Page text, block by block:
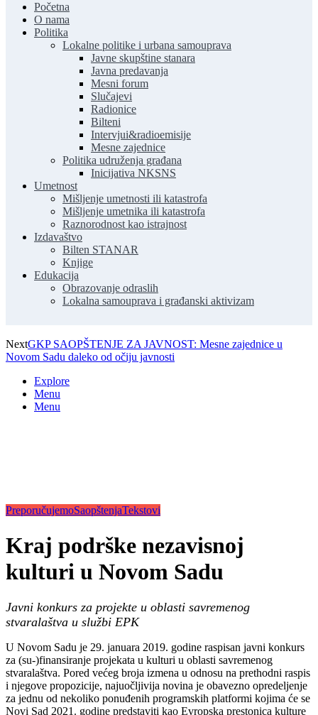
Početna
O nama
Politika
Lokalne politike i urbana samouprava
Javne skupštine stanara
Javna predavanja
Mesni forum
Slučajevi
Radionice
Bilteni
Intervjui&radioemisije
Mesne zajednice
Politika udruženja građana
Inicijativa NKSNS
Umetnost
Mišljenje umetnosti ili katastrofa
Mišljenje umetnika ili katastrofa
Raznorodnost kao istrajnost
Izdavaštvo
Bilten STANAR
Knjige
Edukacija
Obrazovanje odraslih
Lokalna samouprava i građanski aktivizam
NextGKP SAOPŠTENJE ZA JAVNOST: Mesne zajednice u
Novom Sadu daleko od očiju javnosti
Explore
Menu
Menu
PreporučujemoSaopštenjaTekstovi
Kraj podrške nezavisnoj
kulturi u Novom Sadu
Javni konkurs za projekte u oblasti savremenog
stvaralaštva u službi EPK
U Novom Sadu je 29. januara 2019. godine raspisan javni konkurs
za (su-)finansiranje projekata u kulturi u oblasti savremenog
stvaralaštva. Pored većeg broja izmena u odnosu na prethodni raspis
i njegove propozicije, najuočljivija novina je obavezno opredeljenje
za jednu od nekoliko ponuđenih programskih platformi kojima će se
Novi Sad 2021. godine predstaviti kao Evropska prestonica kulture